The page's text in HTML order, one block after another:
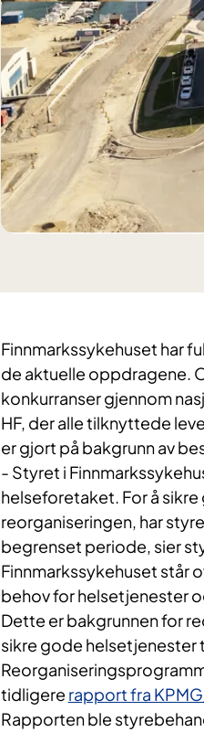
Finnmarkssykehuset har
de aktuelle oppdragene.
konkurranser gjennom
HF, der alle tilknyttede
er gjort på bakgrunn av
- Styret i
helseforetaket. For å
reorganiseringen, har
begrenset periode, sier
Finnmarkssykehuset står
behov for helsetjenester
Dette er bakgrunnen for
sikre gode helsetjenester
tidligere rapport fra
Rapporten ble